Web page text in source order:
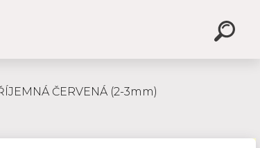
ČERVENÁ (2-3mm)